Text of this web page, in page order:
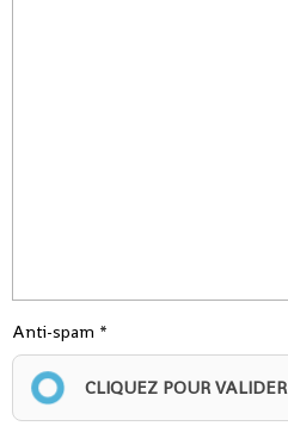
Anti-spam
CLIQUEZ POUR VALIDER